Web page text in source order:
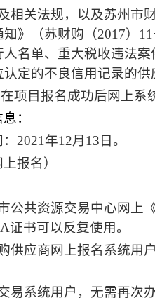
相关法规，以及苏州市
》（苏财购（2017）
名单、重大税收违法
定的不良信用记录的
项目报名成功后网上系
：
2021 年12月13日。
报名）
公共资源交易中心网
证书可以反复使用。
供应商网上报名系统
易系统用户，无需再次